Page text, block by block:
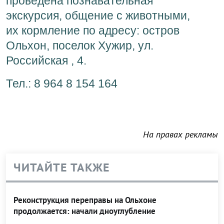
экскурсия, общение с животными,
их кормление по адресу: остров
Ольхон, поселок Хужир, ул.
Российская , 4.
Тел.: 8 964 8 154 164
На правах рекламы
ЧИТАЙТЕ ТАКЖЕ
Реконструкция переправы на Ольхоне
продолжается: начали дноуглубление